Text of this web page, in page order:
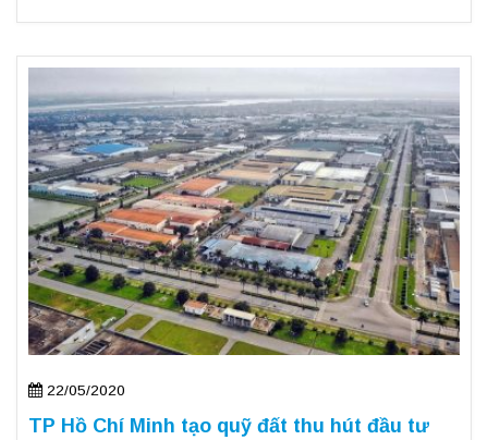
22/05/2020
TP Hồ Chí Minh tạo quỹ đất thu hút đầu tư